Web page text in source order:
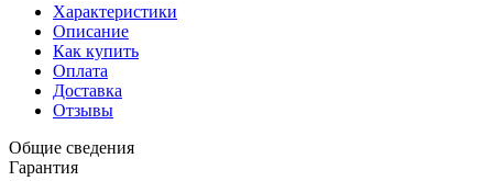
Характеристики
Описание
Как купить
Оплата
Доставка
Отзывы
Общие сведения
Гарантия